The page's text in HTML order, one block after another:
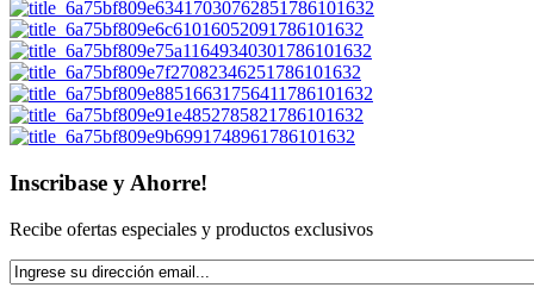
Inscribase y Ahorre!
Recibe ofertas especiales y productos exclusivos